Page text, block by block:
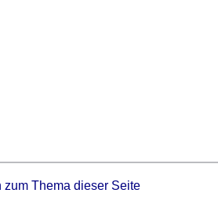
zum Thema dieser Seite